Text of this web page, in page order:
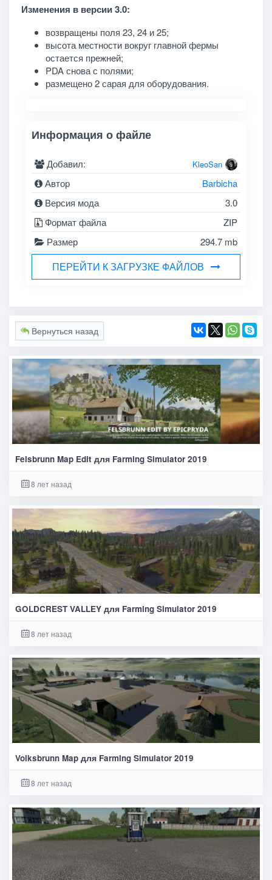
Изменения в версии 3.0:
возвращены поля 23, 24 и 25;
высота местности вокруг главной фермы
остается прежней;
PDA снова с полями;
размещено 2 сарая для оборудования.
Информация о файле
Добавил: KleoSan
Автор
Barbicha
Версия мода
3.0
Формат файла
ZIP
Размер
294.7 mb
ПЕРЕЙТИ К ЗАГРУЗКЕ ФАЙЛОВ
Вернуться назад
Felsbrunn Map Edit для Farming Simulator 2019
8 лет назад
GOLDCREST VALLEY для Farming Simulator 2019
8 лет назад
Volksbrunn Map для Farming Simulator 2019
8 лет назад